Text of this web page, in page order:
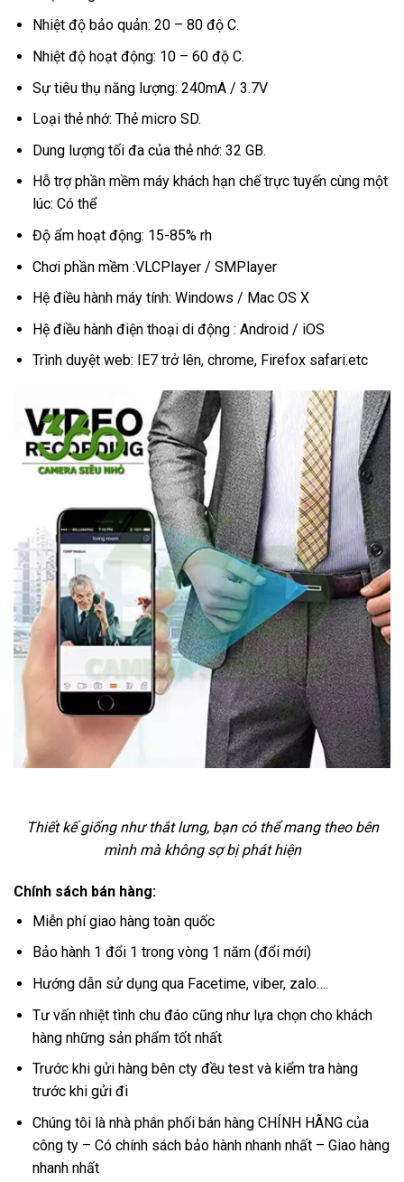
Nhiệt độ bảo quản: 20 – 80 độ C.
Nhiệt độ hoạt động: 10 – 60 độ C.
Sự tiêu thụ năng lượng: 240mA / 3.7V
Loại thẻ nhớ: Thẻ micro SD.
Dung lượng tối đa của thẻ nhớ: 32 GB.
Hỗ trợ phần mềm máy khách hạn chế trực tuyến cùng một
lúc: Có thể
Độ ẩm hoạt động: 15-85% rh
Chơi phần mềm :VLCPlayer / SMPlayer
Hệ điều hành máy tính: Windows / Mac OS X
Hệ điều hành điện thoại di động : Android / iOS
Trình duyệt web: IE7 trở lên, chrome, Firefox safari.etc
Thiết kế giống như thắt lưng, bạn có thể mang theo bên
mình mà không sợ bị phát hiện
Chính sách bán hàng:
Miễn phí giao hàng toàn quốc
Bảo hành 1 đổi 1 trong vòng 1 năm (đổi mới)
Hướng dẫn sử dụng qua Facetime, viber, zalo….
Tư vấn nhiệt tình chu đáo cũng như lựa chọn cho khách
hàng những sản phẩm tốt nhất
Trước khi gửi hàng bên cty đều test và kiểm tra hàng
trước khi gửi đi
Chúng tôi là nhà phân phối bán hàng CHÍNH HÃNG của
công ty – Có chính sách bảo hành nhanh nhất – Giao hàng
nhanh nhất